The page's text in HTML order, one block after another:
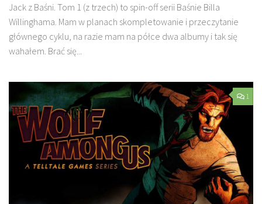
Jack z Baśni. Tom 1 (z trzech) to spin-off serii Baśnie Billa
Willinghama. Mam w planach skompletowanie i przeczytanie
głównego cyklu, na razie mam na półce dwa albumy i tak się
wahałem. Brać się...
1